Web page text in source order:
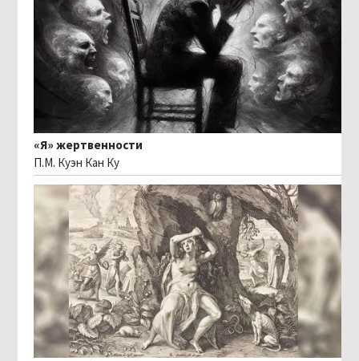
«Я» жертвенности
П.М. Куэн Кан Ку